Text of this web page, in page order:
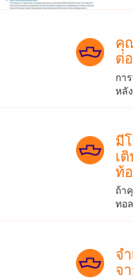
คุ
ต่
กา
หลั
มี
เ
ท้
ถ้า
ทอ
จ
จ